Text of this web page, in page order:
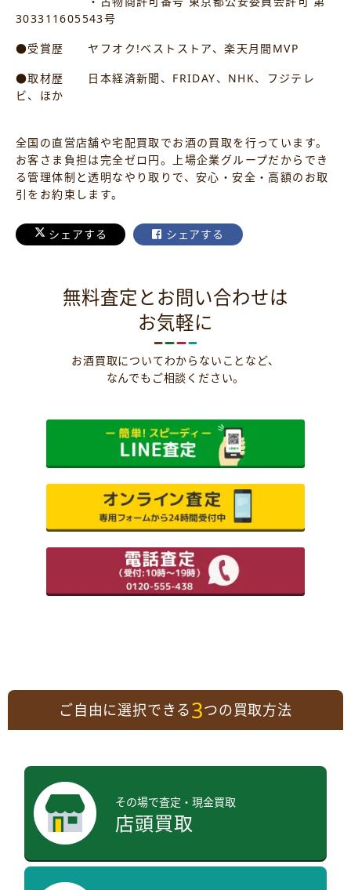
303311605543号
●受賞歴 ヤフオク!ベストストア、楽天月間MVP
●取材歴 日本経済新聞、FRIDAY、NHK、フジテレ
ビ、ほか
全国の直営店舗や宅配買取でお酒の買取を行っています。
お客さま負担は完全ゼロ円。上場企業グループだからでき
る管理体制と透明なやり取りで、安心・安全・高額のお取
引をお約束します。
シェアする シェアする
無料査定とお問い合わせは
お気軽に
お酒買取についてわからないことなど、
なんでもご相談ください。
ご自由に選択できる3つの買取方法
その場で査定・現金買取
店頭買取